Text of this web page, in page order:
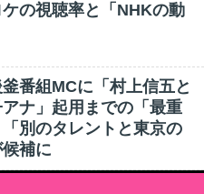
の視聴率と「NHKの動
釜番組MCに「村上信五と
ナ」起用までの「最重
別のタレントと東京の
補に